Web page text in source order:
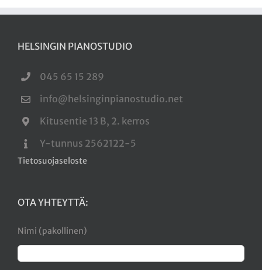
HELSINGIN PIANOSTUDIO
045 65 15 289
info@helsinginpianostudio.net
Kitusentie 13 B, 2. kerros
Y-tunnus 2562122-5
Tietosuojaseloste
OTA YHTEYTTÄ:
Nimi (pakollinen)